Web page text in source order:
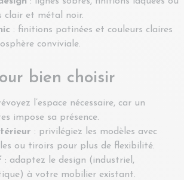
clair et métal noir.
: finitions patinées et couleurs claires
conviviale.
bien choisir
l’espace nécessaire, car un
impose sa présence.
: privilégiez les modèles avec
ou tiroirs pour plus de flexibilité.
: adaptez le design (industriel,
à votre mobilier existant.